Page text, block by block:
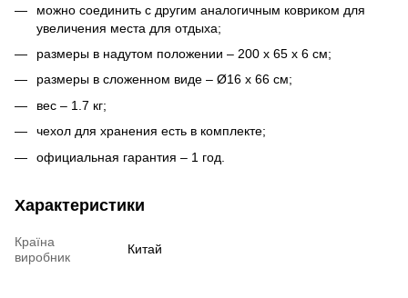
можно соединить с другим аналогичным ковриком для
увеличения места для отдыха;
размеры в надутом положении – 200 х 65 х 6 см;
размеры в сложенном виде – Ø16 х 66 см;
вес – 1.7 кг;
чехол для хранения есть в комплекте;
официальная гарантия – 1 год.
Характеристики
Країна
виробник
Китай